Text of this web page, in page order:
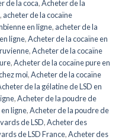
de la coca,Acheter de la
, acheter de la cocaïne
en ligne, acheter de la
ligne,Acheter de la cocaïne en
,Acheter de la cocaïne
,Acheter de la cocaïne pure en
moi,Acheter de la cocaïne
de la gélatine de LSD en
,Acheter de la poudre de
ligne,Acheter de la poudre de
de LSD,Acheter des
de LSD France,Acheter des